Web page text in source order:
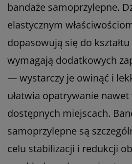
bandaże samoprzylepne.
elastycznym
dopasowują się do
wymagają dodatkowych
— wystarczy je owinąć i
ułatwia opatrywanie
dostępnych miejscach.
samoprzylepne są
celu stabilizacji i redukcji